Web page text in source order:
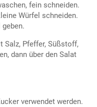
fein schneiden.
Würfel schneiden.
Salz, Pfeffer, Süßstoff,
dann über den Salat
verwendet werden.